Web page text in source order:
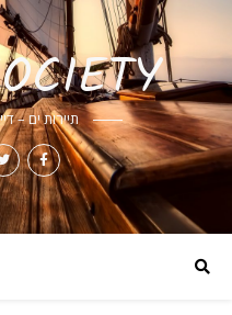
תיירות ים –